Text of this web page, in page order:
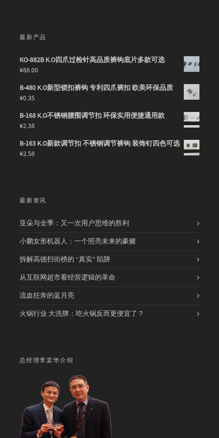
最新产品
KO-882B K.O四爪过检针高品质裤钩底片多款可选
¥88.00
B-480 K.O新型锁扣裤钩 专利四爪裤扣 欧美环保品质
¥0.35
B-168 K.O不锈钢腰围调节扣 环保实用便捷通用款
¥2.38
B-163 K.O新款调节扣 不锈钢调节裤钩 装饰钉四色可选
¥2.58
最新资讯
亚朵与全季：又一次用户思维的胜利
小鹏女形机器人：一个照亮未来的豪赌
拆解高德扫街榜的 “真实” 陷阱
从互联网超市看经营逻辑的革命
流血狂奔的蓝月亮
火锅行业 大洗牌：吃火锅反而更便宜了？
总经理李棠华介绍